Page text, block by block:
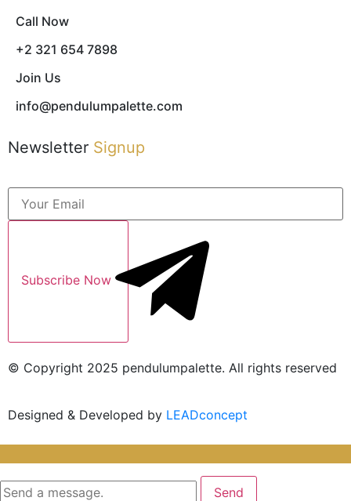
Call Now
+2 321 654 7898
Join Us
info@pendulumpalette.com
Newsletter Signup
Subscribe Now
© Copyright 2025 pendulumpalette. All rights reserved
Designed & Developed by LEADconcept
Send